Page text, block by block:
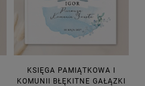
KSIĘGA PAMIĄTKOWA I
KOMUNII BŁĘKITNE GAŁĄZKI